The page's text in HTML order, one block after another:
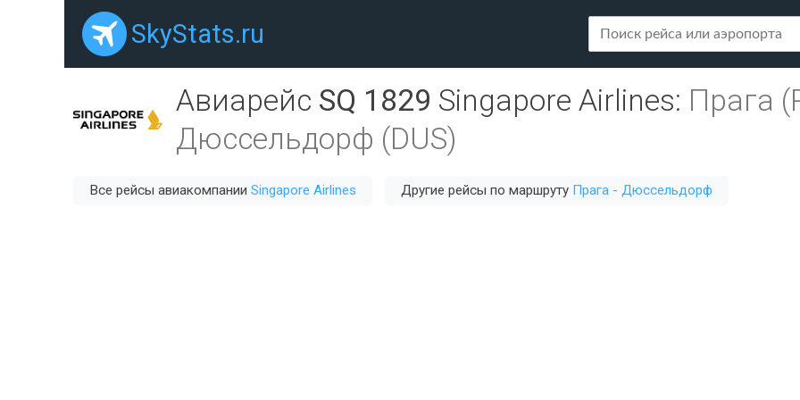
SkyStats.ru
Авиарейс SQ 1829 Singapore Airlines: Прага
Дюссельдорф (DUS)
Все рейсы авиакомпании Singapore Airlines Другие рейсы по маршруту Прага - Дюссельдорф